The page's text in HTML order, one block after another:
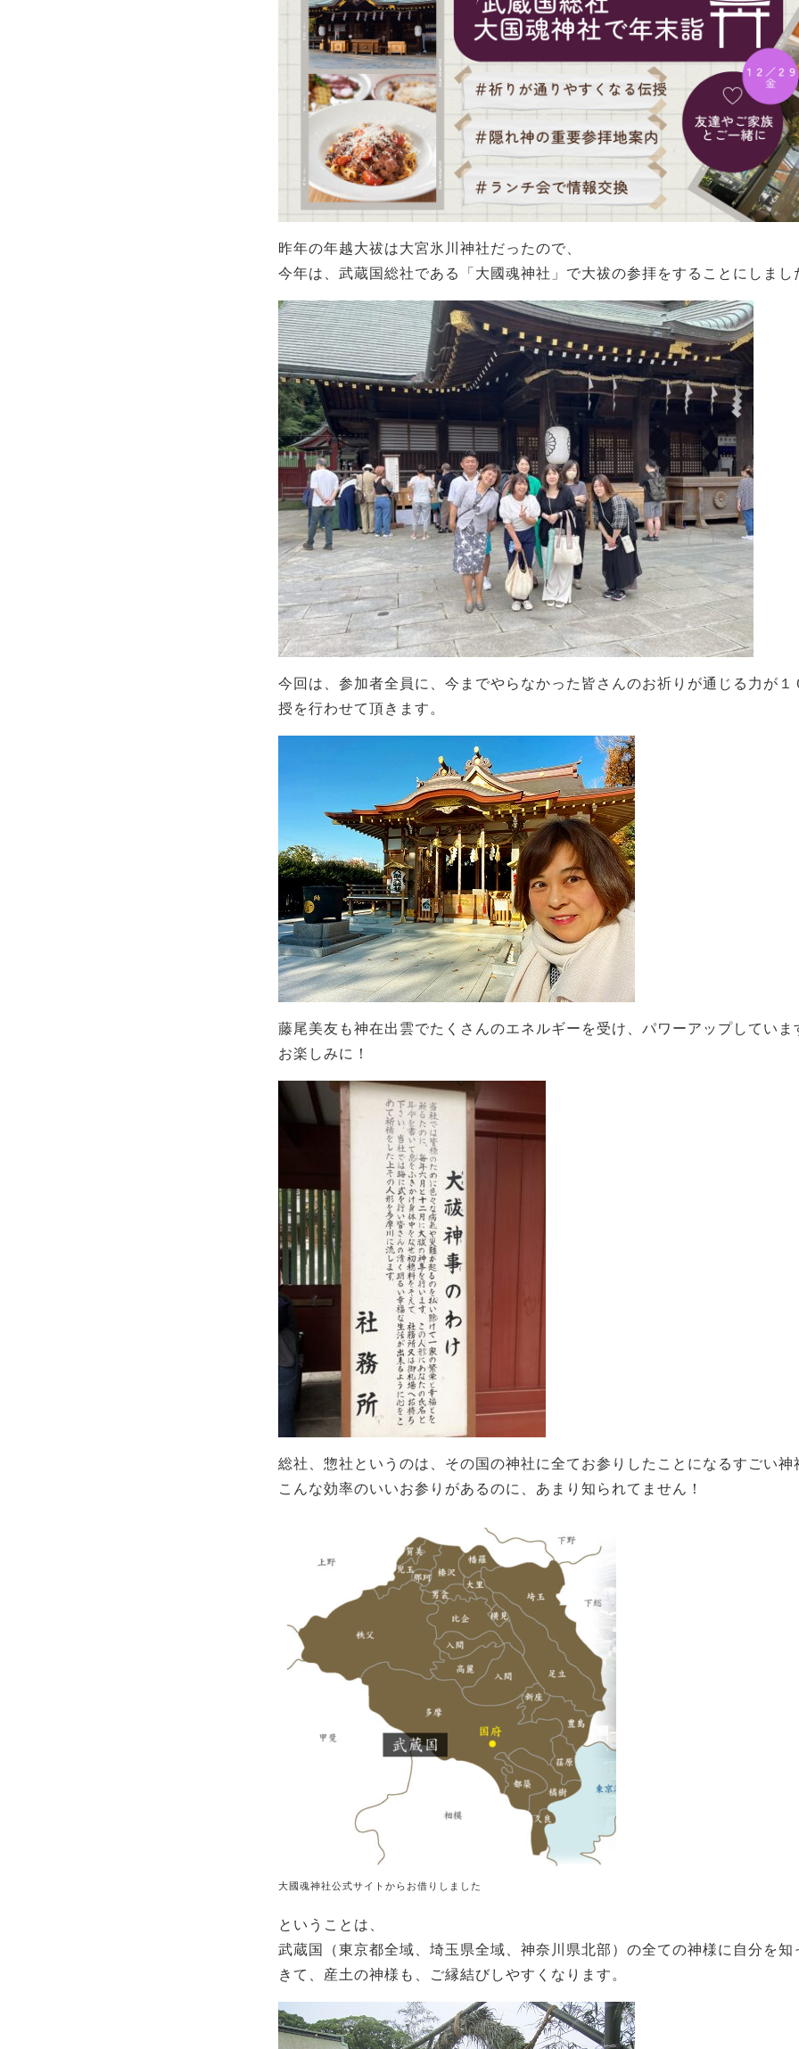
昨年の年越大祓は大宮氷川神社だったので、
今年は、武蔵国総社である「大國魂神社」で大祓の参拝をすることにしまし
今回は、参加者全員に、今までやらなかった皆さんのお祈りが通じる力が１
授を行わせて頂きます。
藤尾美友も神在出雲でたくさんのエネルギーを受け、パワーアップしていま
お楽しみに！
総社、惣社というのは、その国の神社に全てお参りしたことになるすごい神
こんな効率のいいお参りがあるのに、あまり知られてません！
大國魂神社公式サイトからお借りしました
ということは、
武蔵国（東京都全域、埼玉県全域、神奈川県北部）の全ての神様に自分を知
きて、産土の神様も、ご縁結びしやすくなります。